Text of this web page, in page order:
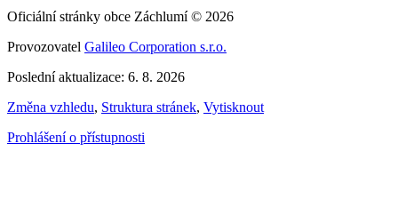
Oficiální stránky obce Záchlumí © 2026
Provozovatel Galileo Corporation s.r.o.
Poslední aktualizace: 6. 8. 2026
Změna vzhledu, Struktura stránek, Vytisknout
Prohlášení o přístupnosti